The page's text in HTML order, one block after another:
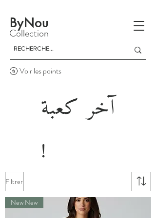
ByNou
Collection
Voir les points
Filtrer
New New
آخر كعبة
!